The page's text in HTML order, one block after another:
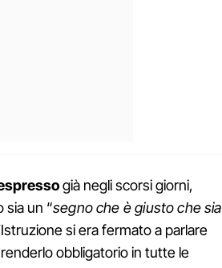
già negli scorsi giorni,
sia un “segno che è giusto che sia
si era fermato a parlare
obbligatorio in tutte le